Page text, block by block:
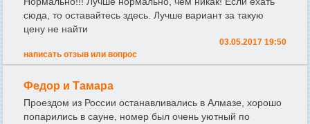
сюда, то оставайтесь здесь. Лучше вариант за такую
цену не найти
03.05.2017 19:50
написать отзыв или вопрос
Федор и Тамара
Проездом из России останавливались в Алмазе, хорошо
попарились в сауне, номер был очень уютный по